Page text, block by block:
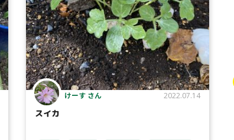
けーす さん 2022.07.14
スイカ